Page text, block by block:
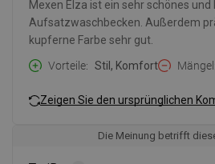
Mexen Elza ist ein sehr schönes
Aufsatzwaschbecken. Außerdem
kupferne Farbe sehr gut.
Vorteile
Stil, Komfort Mängel
Zeigen Sie den ursprünglichen
Die Meinung betrifft